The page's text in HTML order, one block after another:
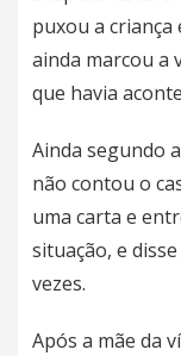
puxou a criança
ainda marcou a
que havia
Ainda segundo
não contou o
uma carta e
situação, e
vezes.
Após a mãe da